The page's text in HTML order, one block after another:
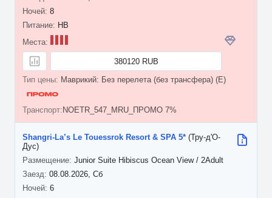
8
HB
380120 RUB
Маврикий: Без перелета (без трансфера) (E)
NOETR_547_MRU_ПРОМО 7%
08.08.2026, Сб
6
Shangri-La’s Le Touessrok Resort & SPA 5* (Тру-д'О-
Дус)
Junior Suite Hibiscus Ocean View / 2Adult